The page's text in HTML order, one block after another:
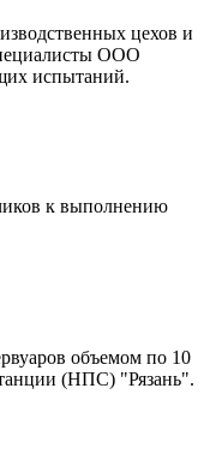
цехов и
ООО
испытаний.
к выполнению
объемом по 10
(НПС) "Рязань".